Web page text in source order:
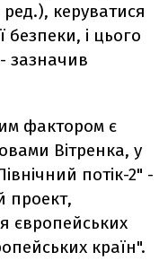
керуватися
безпеки, і цього
зазначив
фактором є
Вітренка, у
потік-2" -
проект,
європейських
країн".